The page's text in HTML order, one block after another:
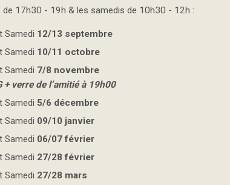
de 17h30 - 19h & les samedis de 10h30 - 12h :
Samedi 12/13 septembre
Samedi 10/11 octobre
Samedi 7/8 novembre
+ verre de l’amitié à 19h00
Samedi 5/6 décembre
Samedi 09/10 janvier
Samedi 06/07 février
Samedi 27/28 février
Samedi 27/28 mars